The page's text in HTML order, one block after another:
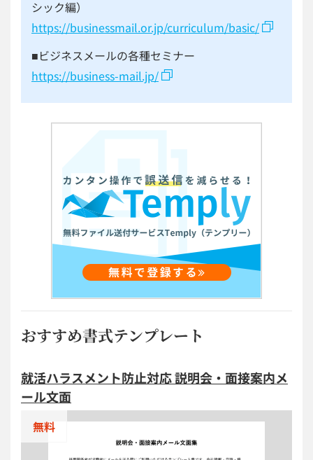
シック編）
https://businessmail.or.jp/curriculum/basic/
■ビジネスメールの各種セミナー
https://business-mail.jp/
おすすめ書式テンプレート
就活ハラスメント防止対応 説明会・面接案内メ
ール文面
無料